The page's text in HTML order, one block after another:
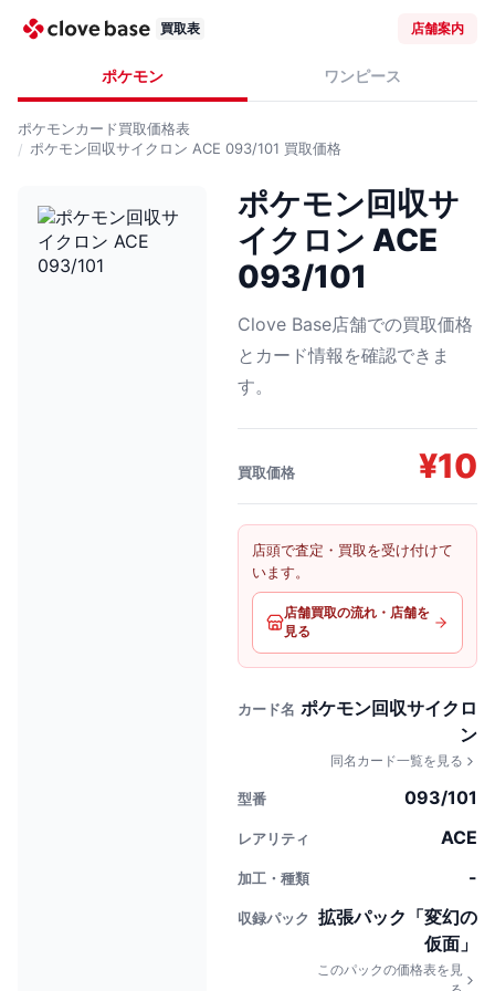
買取表 店舗案内
ポケモン ワンピース
ポケモンカード買取価格表
ポケモン回収サイクロン ACE 093/101 買取価格
ポケモン回収サ
イクロン ACE
093/101
Clove Base店舗での買取価格
とカード情報を確認できま
す。
買取価格 ¥10
店頭で査定・買取を受け付けて
います。
店舗買取の流れ・店舗を
見る
カード名 ポケモン回収サイクロ
ン
同名カード一覧を見る
型番 093/101
レアリティ ACE
加工・種類 -
収録パック
拡張パック「変幻の
仮面」
このパックの価格表を見